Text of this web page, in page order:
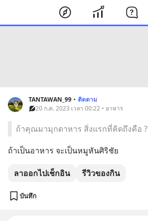
TANTAWAN_99 • ติดตาม
20 ก.ค. 2023 เวลา 00:22 • อาหาร
ถ้าคุณมามุกดาหาร สิ่งแรกที่คิดถึงคือ ?
ถ้าเป็นอาหาร จะเป็นหมูหันศิริชัย
ลาออกไปเช็กอิน รีวิวของกิน
บันทึก